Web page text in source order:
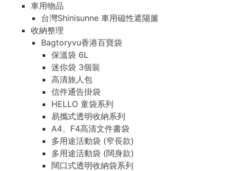
車用物品
台灣Shinisunne 車用磁性遮陽簾
收納整理
Bagtoryvu香港百寶袋
保溫袋 6L
迷你袋 3個裝
高清旅人包
信件通告掛袋
HELLO 童袋系列
易攜式透明收納系列
A4、F4高清文件書袋
多用途活動袋 (窄長款)
多用途活動袋 (闊身款)
闊口式透明收納袋系列